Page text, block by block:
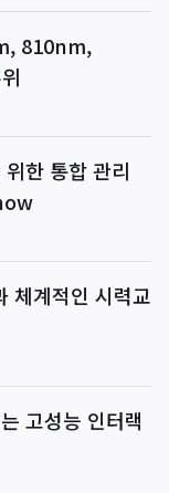
810nm,
한 통합 관리
체계적인 시력교
고성능 인터랙